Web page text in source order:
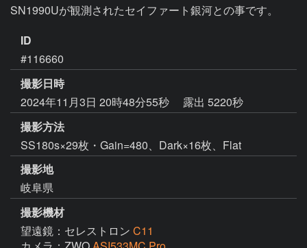
SN1990Uが観測されたセイファート銀河との事です。
ID
#116660
撮影日時
2024年11月3日 20時48分55秒
露出 5220秒
撮影方法
SS180s×29枚・Gain=480、Dark×16枚、Flat
撮影地
岐阜県
撮影機材
望遠鏡：セレストロン C11